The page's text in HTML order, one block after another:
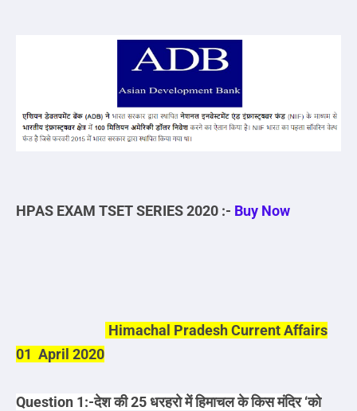
HPAS EXAM TSET SERIES 2020 :- Buy Now
Himachal Pradesh Current Affairs
01 April 2020
Question 1:-देश की 25 धरहरो में हिमाचल के किस मंदिर ‘को